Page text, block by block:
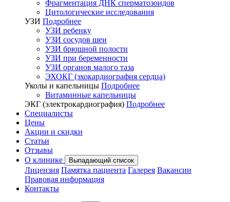
Фрагментация ДНК сперматозоидов
Цитологические исследования
УЗИ Подробнее
УЗИ ребенку
УЗИ сосудов шеи
УЗИ брюшной полости
УЗИ при беременности
УЗИ органов малого таза
ЭХОКГ (эхокардиография сердца)
Уколы и капельницы Подробнее
Витаминные капельницы
ЭКГ (электрокардиография) Подробнее
Специалисты
Цены
Акции и скидки
Статьи
Отзывы
О клинике
Выпадающий список
Лицензия Памятка пациента Галерея Вакансии
Правовая информация
Контакты